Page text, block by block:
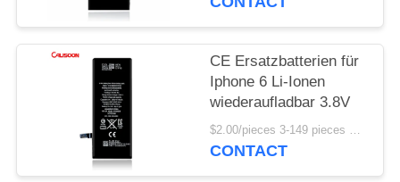
CE Ersatzbatterien für
Iphone 6 Li-Ionen
wiederaufladbar 3.8V
$2.00/pieces 3-149 pieces MOQ:3 Stücke
CONTACT